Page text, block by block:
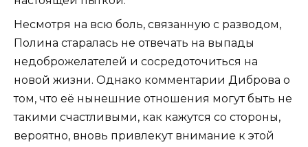
Несмотря на всю боль, связанную с разводом,
Полина старалась не отвечать на выпады
недоброжелателей и сосредоточиться на
новой жизни. Однако комментарии Диброва о
том, что её нынешние отношения могут быть не
такими счастливыми, как кажутся со стороны,
вероятно, вновь привлекут внимание к этой